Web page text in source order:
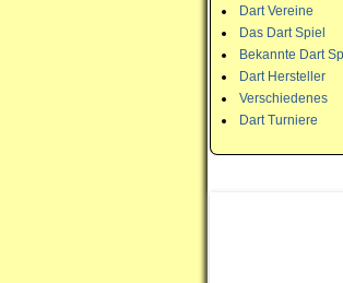
Dart Vereine
Das Dart Spiel
Bekannte Dart
Dart Hersteller
Verschiedenes
Dart Turniere